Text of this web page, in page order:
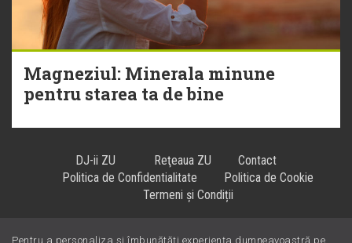
Magneziul: Minerala minune
pentru starea ta de bine
DJ-ii ZU Reţeaua ZU
Contact
Politica de Confidentialitate
Politica de Cookie
Termeni și Condiții
Pentru a personaliza și îmbunătăți experiența dumneavoastră pe